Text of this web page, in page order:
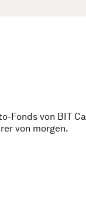
Fonds von BIT
von morgen.